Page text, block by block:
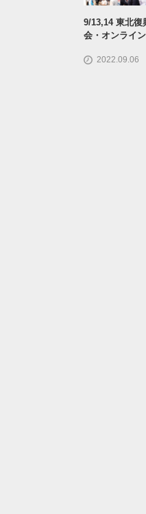
9/13,14 東北復
会・オンライ
2022.09.06